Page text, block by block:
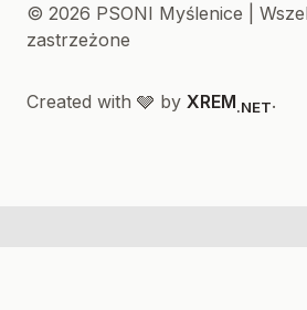
© 2026 PSONI Myślenice |
zastrzeżone
Created with 🩶 by XREM.NET.